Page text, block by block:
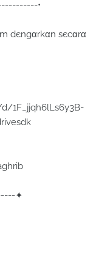
•
dєngαrkαn ѕєcαrα
1F_jjqh6lLs6y3B-
✦